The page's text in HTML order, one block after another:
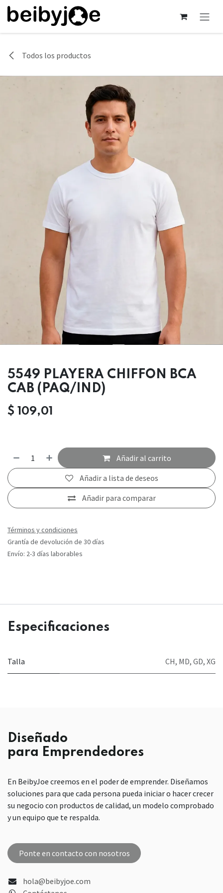
Ir al contenido
Todos los productos
5549 PLAYERA CHIFFON BCA
CAB (PAQ/IND)
$ 109,01
Añadir al carrito
Añadir para comparar
Añadir a lista de deseos
Términos y condiciones
Grantía de devolución de 30 días
Envío: 2-3 días laborables
Especificaciones
Talla CH, MD, GD, XG
Diseñado
para Emprendedores
En BeibyJoe creemos en el poder de emprender. Diseñamos
soluciones para que cada persona pueda iniciar o hacer crecer
su negocio con productos de calidad, un modelo comprobado
y un equipo que te respalda.
Ponte en contacto con nosotros
hola@beibyjoe.com